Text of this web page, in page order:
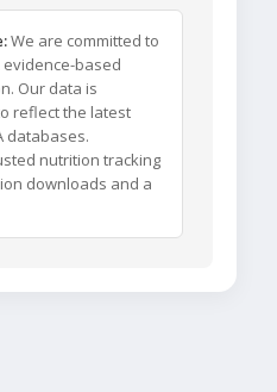
We are committed to
based
Our data is
reflect the latest
databases.
nutrition tracking
downloads and a